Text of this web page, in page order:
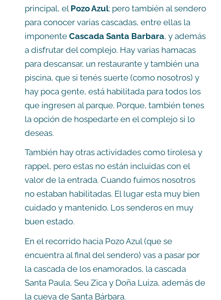
principal, el Pozo Azul; pero también al sendero
para conocer varias cascadas, entre ellas la
imponente Cascada Santa Barbara, y además
a disfrutar del complejo. Hay varias hamacas
para descansar, un restaurante y también una
piscina, que si tenés suerte (como nosotros) y
hay poca gente, está habilitada para todos los
que ingresen al parque. Porque, también tenes
la opción de hospedarte en el complejo si lo
deseas.
También hay otras actividades como tirolesa y
rappel, pero estas no están incluidas con el
valor de la entrada. Cuando fuimos nosotros
no estaban habilitadas. El lugar esta muy bien
cuidado y mantenido. Los senderos en muy
buen estado.
En el recorrido hacia Pozo Azul (que se
encuentra al final del sendero) vas a pasar por
la cascada de los enamorados, la cascada
Santa Paula, Seu Zica y Doña Luiza, además de
la cueva de Santa Bárbara.